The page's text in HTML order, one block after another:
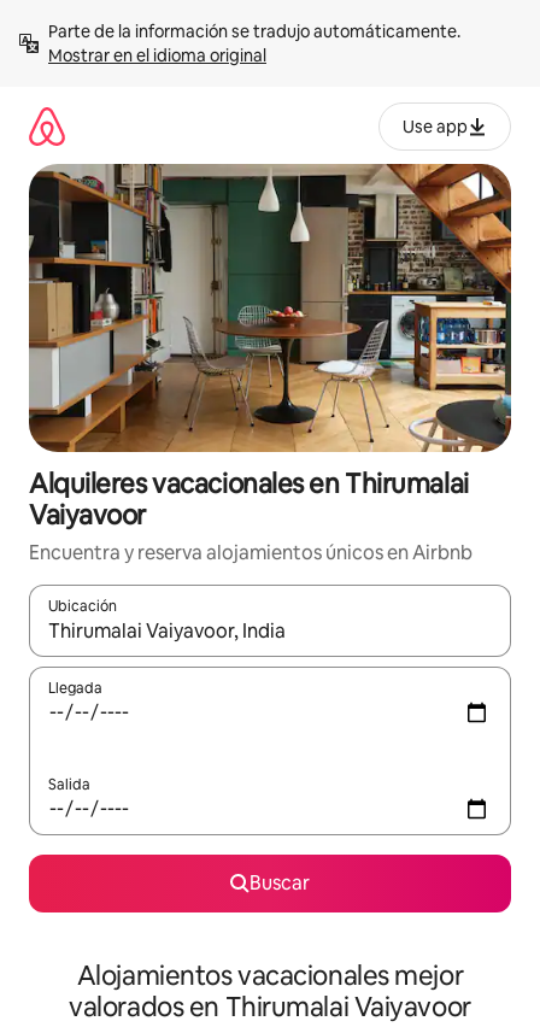
contenidoMostrar en el idioma original
Use app
Alquileres vacacionales en Thirumalai
Vaiyavoor
Encuentra y reserva alojamientos únicos en Airbnb
Ubicación
Cuando los resultados estén disponibles, navega con las
Llegada
Salida
Buscar
Alojamientos vacacionales mejor
valorados en Thirumalai Vaiyavoor